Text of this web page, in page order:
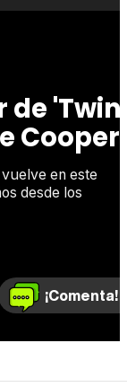
de 'Twin
Cooper
en este
desde los
¡Comenta!